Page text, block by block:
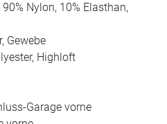
Nylon, 10% Elasthan,
Gewebe
Highloft
Garage vorne